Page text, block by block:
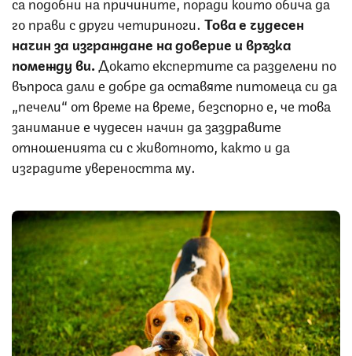
го прави с други четириноги. Това е чудесен
начин за изграждане на доверие и връзка
помежду ви. Докато експертите са разделени по
въпроса дали е добре да оставяте питомеца си да
„печели“ от време на време, безспорно е, че това
занимание е чудесен начин да заздравите
отношенията си с животното, както и да
изградите увереността му.